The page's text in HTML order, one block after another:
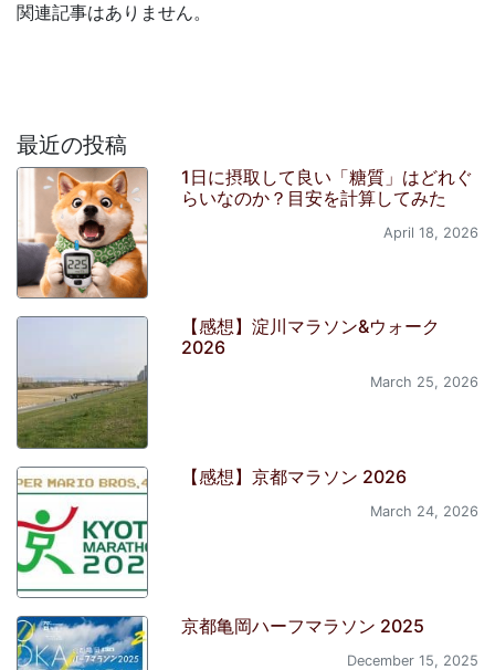
関連記事はありません。
最近の投稿
1日に摂取して良い「糖質」はどれぐ
らいなのか？目安を計算してみた
April 18, 2026
【感想】淀川マラソン&ウォーク
2026
March 25, 2026
【感想】京都マラソン 2026
March 24, 2026
京都亀岡ハーフマラソン 2025
December 15, 2025